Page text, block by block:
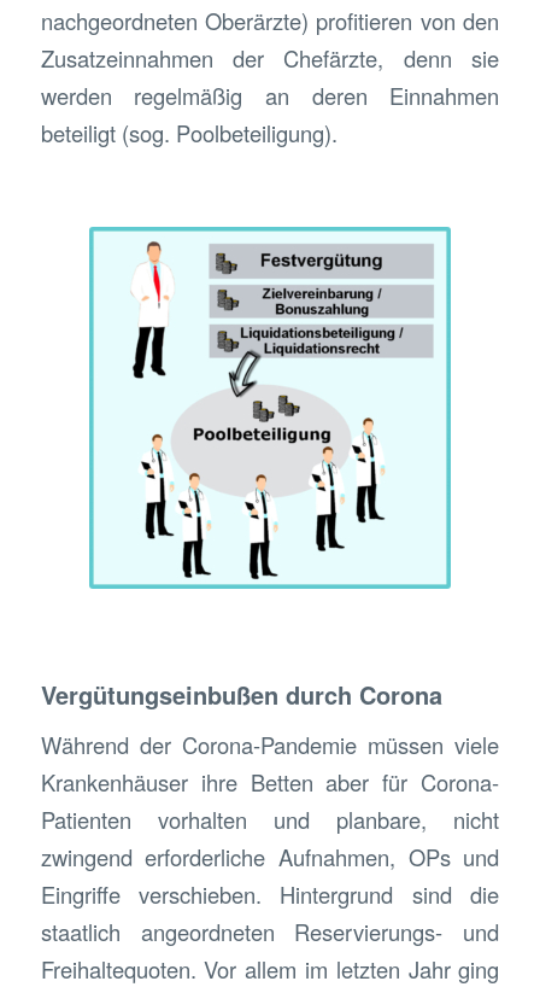
nachgeordneten Oberärzte) profitieren von den
Zusatzeinnahmen der Chefärzte, denn sie
werden regelmäßig an deren Einnahmen
beteiligt (sog. Poolbeteiligung).
Vergütungseinbußen durch Corona
Während der Corona-Pandemie müssen viele
Krankenhäuser ihre Betten aber für Corona-
Patienten vorhalten und planbare, nicht
zwingend erforderliche Aufnahmen, OPs und
Eingriffe verschieben. Hintergrund sind die
staatlich angeordneten Reservierungs- und
Freihaltequoten. Vor allem im letzten Jahr ging